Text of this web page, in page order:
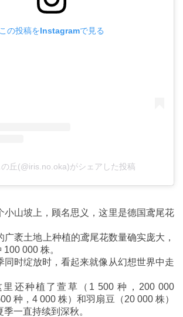
この投稿をInstagramで見る
の丘(@iris.no.oka)がシェアした投稿
小山坡上，顾名思义，这里是德国鸢尾花
广袤土地上种植的鸢尾花数量确实庞大，
000 株。
同时绽放时，看起来就像从幻想世界中走
还种植了萱草（1 500 种，200 000
种，4 000 株）和羽扇豆（20 000 株）
一直持续到深秋。